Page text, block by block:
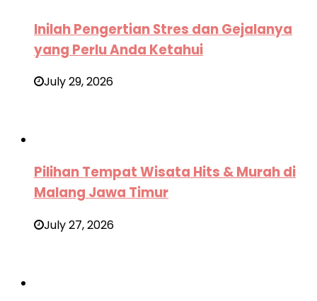
Inilah Pengertian Stres dan Gejalanya
yang Perlu Anda Ketahui
July 29, 2026
Pilihan Tempat Wisata Hits & Murah di
Malang Jawa Timur
July 27, 2026